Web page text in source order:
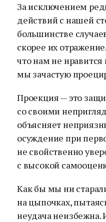
За исключением
действий с нашей
большинстве
скорее их
что нам не нравится
мы зачастую
Проекция — это
со своими
объясняет
осуждение при
не свойственно
с высокой
Как бы мы ни
на цыпочках,
неудача неизбежна.